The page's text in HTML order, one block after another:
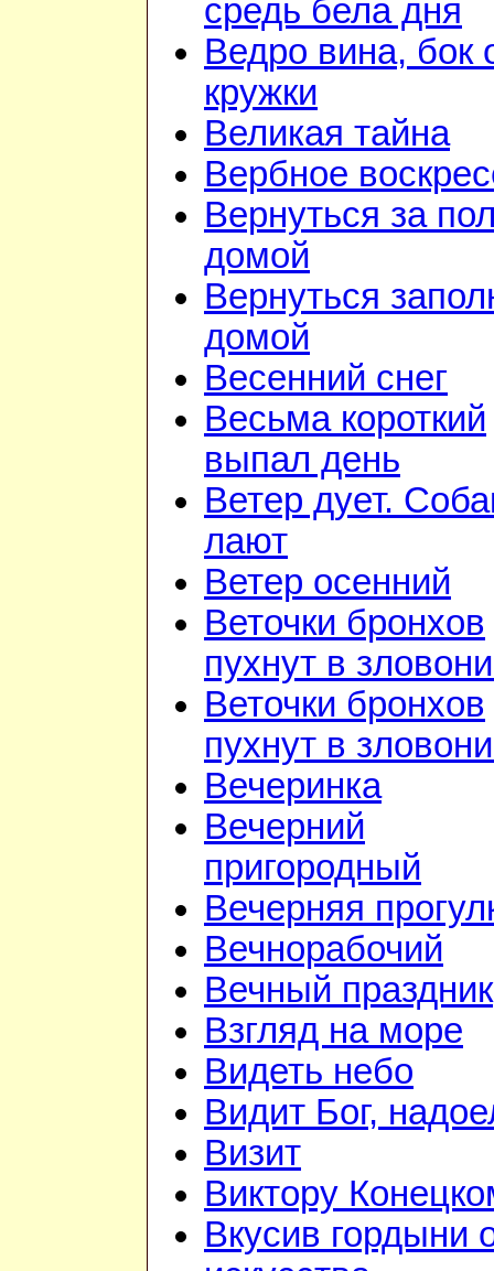
средь бела дня
Ведро вина, бок
кружки
Великая тайна
Вербное
Вернуться за
домой
Вернуться
домой
Весенний снег
Весьма короткий
выпал день
Ветер дует.
лают
Ветер осенний
Веточки бронхов
пухнут в
Веточки бронхов
пухнут в
Вечеринка
Вечерний
пригородный
Вечерняя
Вечнорабочий
Вечный праздник
Взгляд на море
Видеть небо
Видит Бог,
Визит
Виктору
Вкусив гордыни